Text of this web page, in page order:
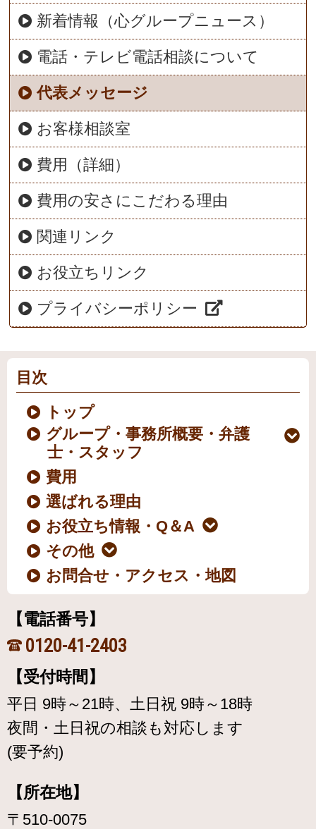
新着情報（心グループニュース）
電話・テレビ電話相談について
代表メッセージ
お客様相談室
費用（詳細）
費用の安さにこだわる理由
関連リンク
お役立ちリンク
プライバシーポリシー
目次
トップ
グループ・事務所概要・弁護
士・スタッフ
費用
選ばれる理由
お役立ち情報・Q＆A
その他
お問合せ・アクセス・地図
【電話番号】
0120-41-2403
【受付時間】
平日 9時～21時、土日祝 9時～18時
夜間・土日祝の相談も対応します
(要予約)
【所在地】
〒510-0075